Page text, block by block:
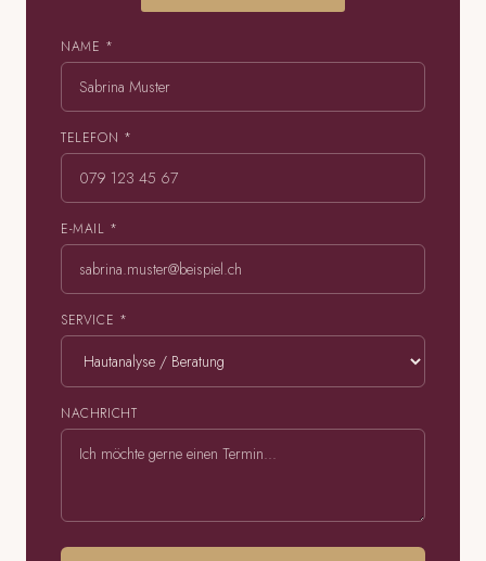
NAME *
TELEFON *
E-MAIL *
SERVICE *
NACHRICHT